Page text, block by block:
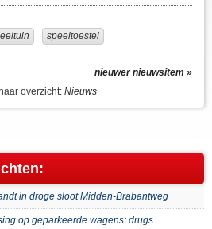
speeltoestel
nieuwer nieuwsitem »
overzicht: Nieuws
in droge sloot Midden-Brabantweg
op geparkeerde wagens: drugs